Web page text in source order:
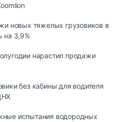
новых тяжелых грузовиков в
на 3,9%
нарастил продажи
без кабины для водителя
испытания водородных